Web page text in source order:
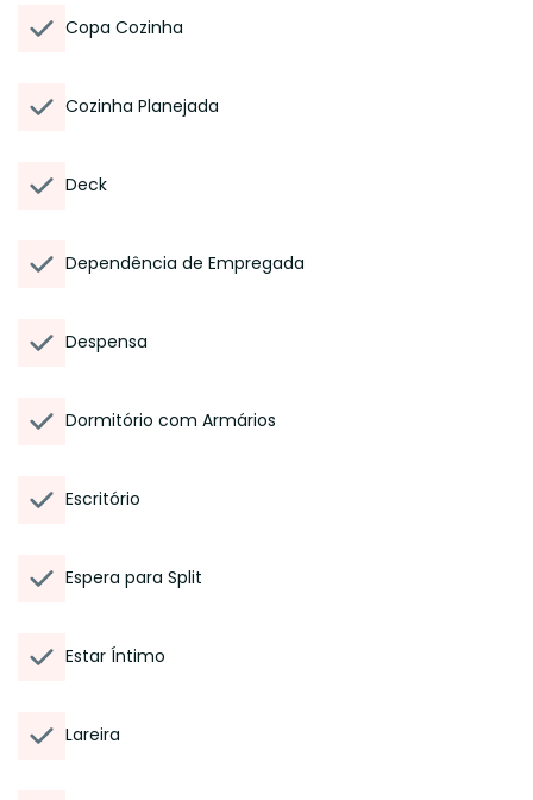
Copa Cozinha
Cozinha Planejada
Deck
Dependência de Empregada
Despensa
Dormitório com Armários
Escritório
Espera para Split
Estar Íntimo
Lareira